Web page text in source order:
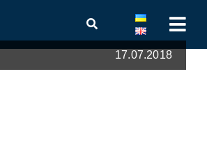
17.07.2018